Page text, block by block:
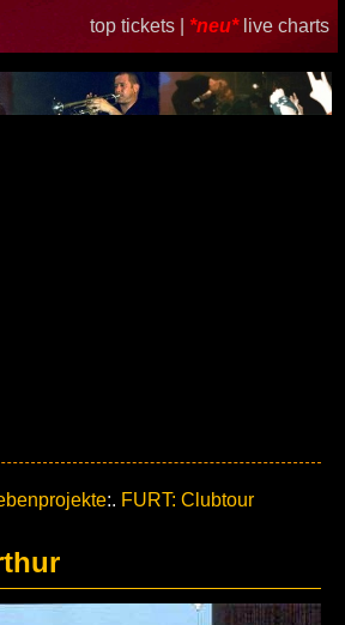
top tickets | *neu* live charts
:. FURT: Clubtour